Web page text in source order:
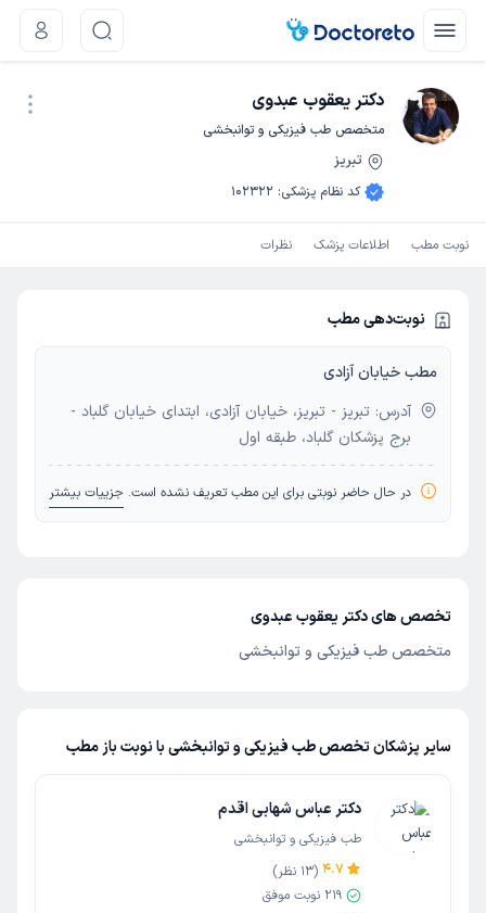
دکتر یعقوب عبدوی
متخصص طب فیزیکی و توانبخشی
تبریز
کد نظام پزشکی:
102322
نوبت مطب اطلاعات پزشک نظرات
نوبت‌دهی مطب
مطب خیابان آزادی
آدرس: تبریز - تبریز، خیابان آزادی، ابتدای خیابان گلباد -
برج پزشکان گلباد، طبقه اول
در حال حاضر نوبتی برای این مطب تعریف نشده است. جزییات بیشتر
تخصص های دکتر یعقوب عبدوی
متخصص طب فیزیکی و توانبخشی
سایر پزشکان تخصص طب فیزیکی و توانبخشی با نوبت باز مطب
دکتر عباس شهابی اقدم
طب فیزیکی و توانبخشی
4.7
(
13 نظر)
219 نوبت موفق